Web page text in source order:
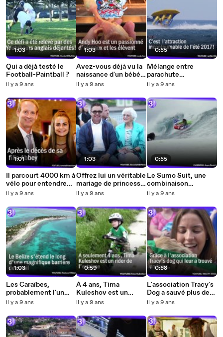
1:03
Qui a déjà testé le
Football-Paintball ?
il y a 9 ans
1:01
Il parcourt 4000 km à
vélo pour entendre
une dernière fois le
il y a 9 ans
1:03
Les Caraïbes,
probablement l'un
des plus beaux
il y a 9 ans
1:03
Avez-vous déjà vu la
naissance d'un bébé
Toucan ?
il y a 9 ans
1:03
Offrez lui un véritable
mariage de princesse
à DisneyLand Paris
il y a 9 ans
0:59
À 4 ans, Tima
Kuleshov est un
champion de moto en
il y a 9 ans
0:55
Mélange entre
parachute
ascentionnel et
il y a 9 ans
0:55
Le Sumo Suit, une
combinaison
gonflable pour surfer !
il y a 9 ans
0:58
L'association Tracy's
Dog a sauvé plus de
3700 chiens !
il y a 9 ans